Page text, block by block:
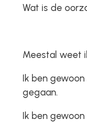
Wat is de
Meestal weet
Ik ben
gegaan.
Ik ben